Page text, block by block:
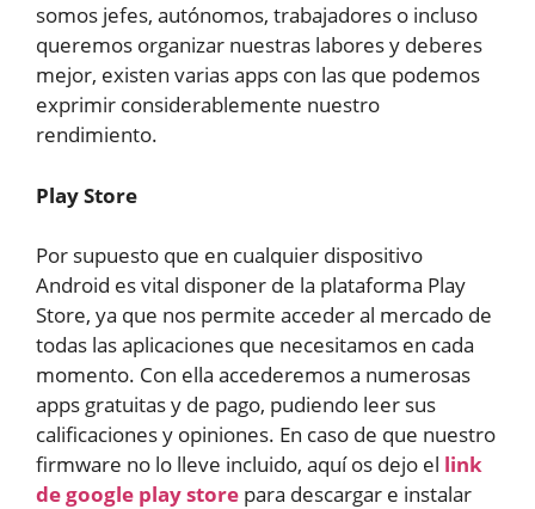
somos jefes, autónomos, trabajadores o incluso
queremos organizar nuestras labores y deberes
mejor, existen varias apps con las que podemos
exprimir considerablemente nuestro
rendimiento.
Play Store
Por supuesto que en cualquier dispositivo
Android es vital disponer de la plataforma Play
Store, ya que nos permite acceder al mercado de
todas las aplicaciones que necesitamos en cada
momento. Con ella accederemos a numerosas
apps gratuitas y de pago, pudiendo leer sus
calificaciones y opiniones. En caso de que nuestro
firmware no lo lleve incluido, aquí os dejo el link
de google play store para descargar e instalar